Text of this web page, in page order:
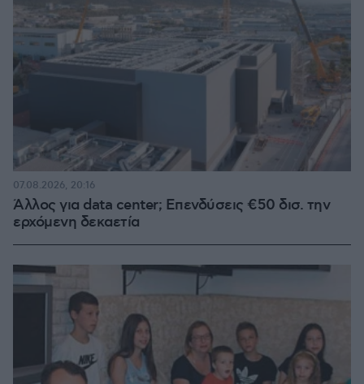
Άλλος για data center; Επενδύσεις €50 δισ. την
ερχόμενη δεκαετία
07.08.2026, 20:16